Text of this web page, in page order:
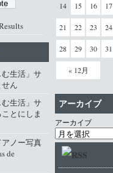
« 12月
14 15 16 17
21 22 23 24
28 29 30 31
アーカイブ
アーカイブ
む生活」サ
ん
む生活」サ
とにしま
ノー写真
de